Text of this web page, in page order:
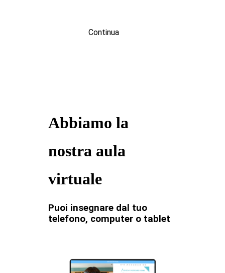
Continua
Abbiamo la
nostra aula
virtuale
Puoi insegnare dal tuo
telefono, computer o tablet